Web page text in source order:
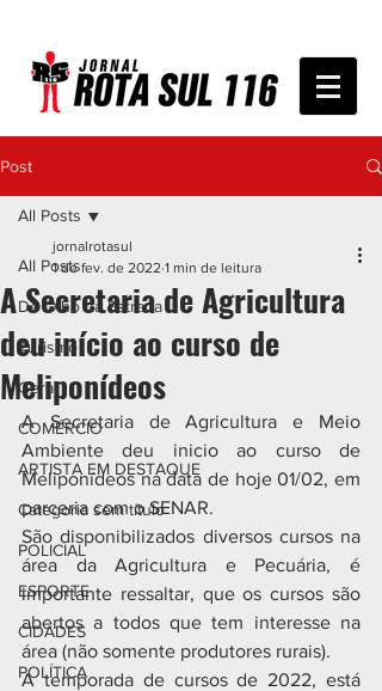
Post
All Posts
De Olho na Estrada
Turismo
Geral
COMÉRCIO
ARTISTA EM DESTAQUE
Categoria sem título
POLICIAL
ESPORTE
CIDADES
POLÍTICA
All Posts
A Secretaria de Agricultura
deu início ao curso de
Meliponídeos
jornalrotasul
1 de fev. de 2022 1 min de leitura
A Secretaria de Agricultura e Meio
Ambiente deu inicio ao curso de
Meliponídeos na data de hoje 01/02, em
parceria com o SENAR.
São disponibilizados diversos cursos na
área da Agricultura e Pecuária, é
importante ressaltar, que os cursos são
abertos a todos que tem interesse na
área (não somente produtores rurais).
A temporada de cursos de 2022, está